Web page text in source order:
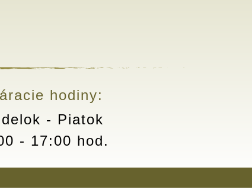
hodiny:
- Piatok
- 17:00 hod.